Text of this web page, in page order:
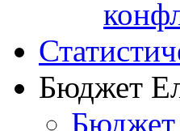
Бюджет